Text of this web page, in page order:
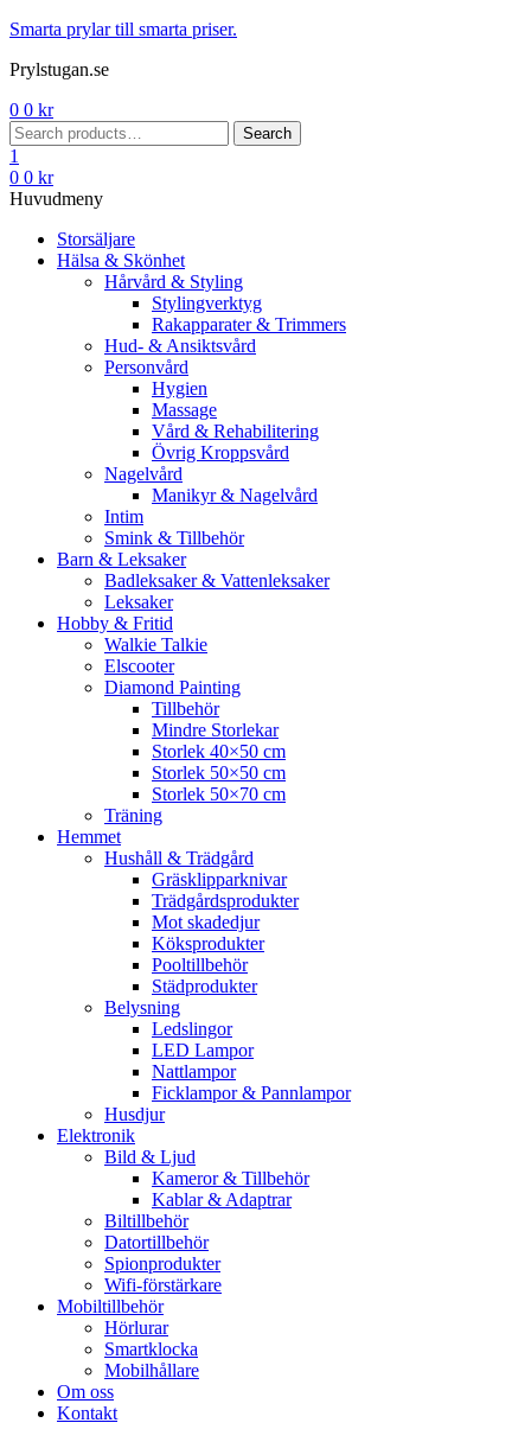
Menu
Smarta prylar till smarta priser.
Prylstugan.se
0 0 kr
Search
for:
Search
1
0 0 kr
Huvudmeny
Storsäljare
Hälsa & Skönhet
Hårvård & Styling
Stylingverktyg
Rakapparater & Trimmers
Hud- & Ansiktsvård
Personvård
Hygien
Massage
Vård & Rehabilitering
Övrig Kroppsvård
Nagelvård
Manikyr & Nagelvård
Intim
Smink & Tillbehör
Barn & Leksaker
Badleksaker & Vattenleksaker
Leksaker
Hobby & Fritid
Walkie Talkie
Elscooter
Diamond Painting
Tillbehör
Mindre Storlekar
Storlek 40×50 cm
Storlek 50×50 cm
Storlek 50×70 cm
Träning
Hemmet
Hushåll & Trädgård
Gräsklipparknivar
Trädgårdsprodukter
Mot skadedjur
Köksprodukter
Pooltillbehör
Städprodukter
Belysning
Ledslingor
LED Lampor
Nattlampor
Ficklampor & Pannlampor
Husdjur
Elektronik
Bild & Ljud
Kameror & Tillbehör
Kablar & Adaptrar
Biltillbehör
Datortillbehör
Spionprodukter
Wifi-förstärkare
Mobiltillbehör
Hörlurar
Smartklocka
Mobilhållare
Om oss
Kontakt